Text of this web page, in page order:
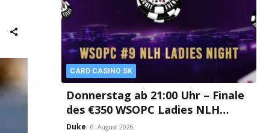
CARD CASINO SK
Donnerstag ab 21:00 Uhr – Finale
des €350 WSOPC Ladies NLH
Event #9 aus dem Card Casino SK!
Duke 6. August 2026